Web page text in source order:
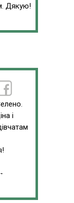
Дякую!
і